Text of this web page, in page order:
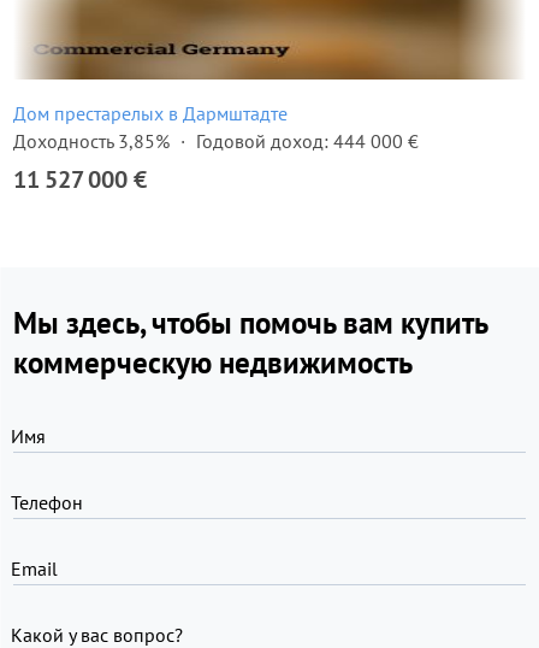
Дом престарелых в Дармштадте
Доходность 3,85%
Годовой доход: 444 000 €
11 527 000 €
Мы здесь, чтобы помочь вам купить
коммерческую недвижимость
Имя
Телефон
Email
Какой у вас вопрос?